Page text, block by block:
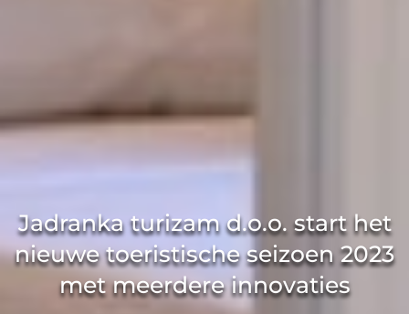
Jadranka turizam d.o.o. start het
nieuwe toeristische seizoen 2023
met meerdere innovaties